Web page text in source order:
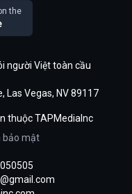
the
người Việt toàn cầu
Las Vegas, NV 89117
thuộc TAPMediaInc
bảo mật